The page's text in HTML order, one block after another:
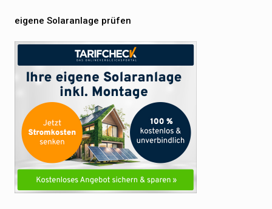
eigene Solaranlage prüfen